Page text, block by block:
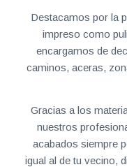
Destacamos por la
impreso como
encargamos de
caminos, aceras,
Gracias a los
nuestros
acabados siempre
igual al de tu vecino,